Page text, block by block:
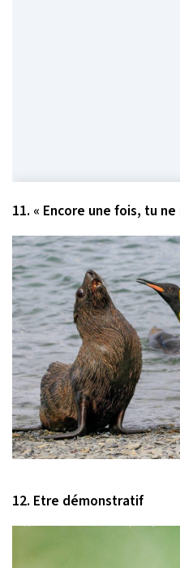
11. « Encore une fois, tu
12. Etre démonstratif